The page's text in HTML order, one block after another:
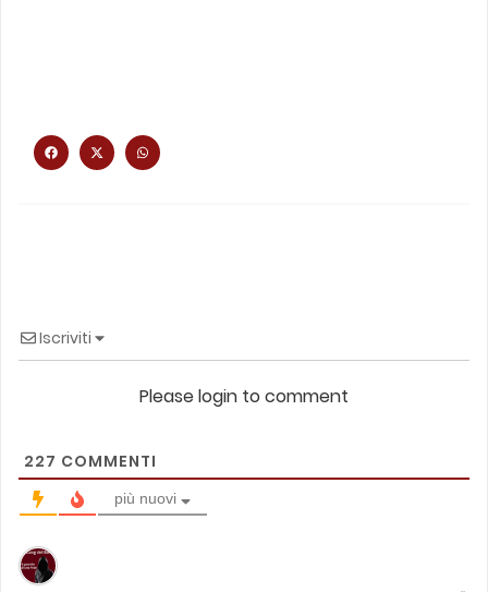
Iscriviti
Please login to comment
227 COMMENTI
più nuovi